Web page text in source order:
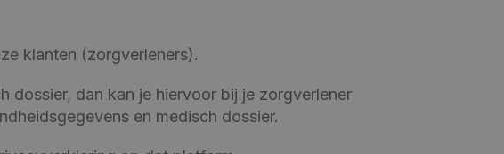
klanten (zorgverleners).
dossier, dan kan je hiervoor bij je zorgverlener
en medisch dossier.